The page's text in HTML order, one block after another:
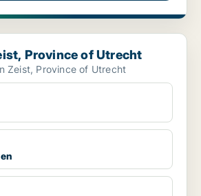
of Utrecht
Province of Utrecht
Zeist, Province of Utrecht